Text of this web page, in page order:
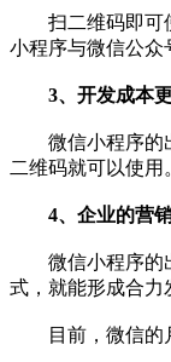
扫二维码即可使
小程序与微信公众
3、开发成本
微信小程序的出
二维码就可以使用
4、企业的营
微信小程序的出
式，就能形成合力
目前，微信的月